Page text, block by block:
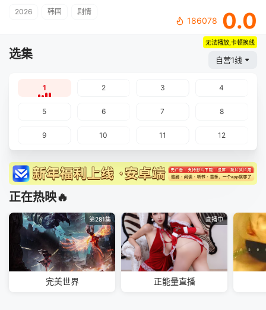
2026 韩国 剧情
186078 0.0
选集
无法播放,卡顿换线
自营1线
1 2 3 4
5 6 7 8
9 10 11 12
正在热映🔥
第281集
完美世界
直播中
正能量直播